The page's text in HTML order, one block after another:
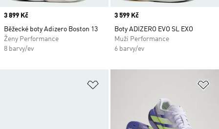
Price
3 899 Kč
Běžecké boty Adizero Boston 13
Ženy Performance
8 barvy/ev
Price
3 599 Kč
Boty ADIZERO EVO SL EXO
Muži Performance
6 barvy/ev